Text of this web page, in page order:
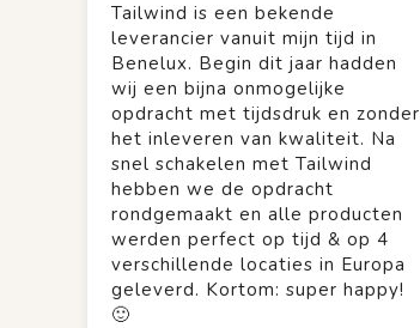
Tailwind is een bekende
leverancier vanuit mijn tijd in
Benelux. Begin dit jaar hadden
wij een bijna onmogelijke
opdracht met tijdsdruk en zonder
het inleveren van kwaliteit. Na
snel schakelen met Tailwind
hebben we de opdracht
rondgemaakt en alle producten
werden perfect op tijd & op 4
verschillende locaties in Europa
geleverd. Kortom: super happy!
🙂